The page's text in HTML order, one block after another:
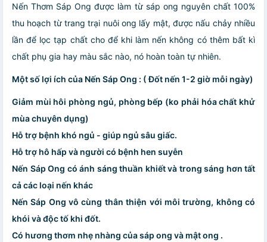
Nến Thơm Sáp Ong được làm từ sáp ong nguyên chất 100%
thu hoạch từ trang trại nuôi ong lấy mật, được nấu chảy nhiều
lần để lọc tạp chất cho để khi làm nến không có thêm bất kì
chất phụ gia hay màu sắc nào, nó hoàn toàn tự nhiên.
Một số lợi ích của Nến Sáp Ong : ( Đốt nến 1-2 giờ mỗi ngày)
Giảm mùi hôi phòng ngủ, phòng bếp (ko phải hóa chất khử
mùa chuyên dụng)
Hỗ trợ bệnh khó ngủ - giúp ngủ sâu giấc.
Hỗ trợ hô hấp và người có bệnh hen suyễn
Nến Sáp Ong có ánh sáng thuần khiết và trong sáng hơn tất
cả các loại nến khác
Nến Sáp Ong vô cùng thân thiện với môi trường, không có
khói và độc tố khi đốt.
Có hương thơm nhẹ nhàng của sáp ong và mật ong .